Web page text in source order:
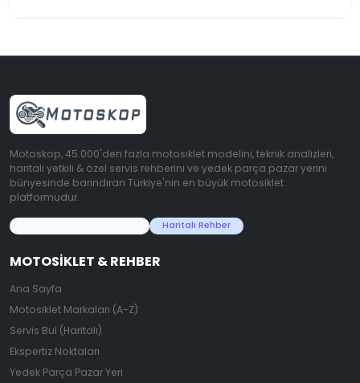
Motoskop, 45.000'den fazla motosiklet modelini, teknik analizleri,
haritalı yetkili & özel servis rehberini ve yedek parça pazar yerini
bünyesinde barındıran Türkiye'nin en büyük motosiklet
platformudur.
Haritalı Rehber
MOTOSIKLET & REHBER
Ana Sayfa
Motosiklet Markaları (A-Z)
Servis Bul (Haritalı)
Ekspertiz Noktaları
Yedek Parça Pazar Yeri